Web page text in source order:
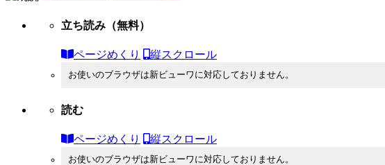
立ち読み （無料）
ページめくり 縦スクロール
お使いのブラウザは新ビューワに対応しておりません。
読む
ページめくり 縦スクロール
お使いのブラウザは新ビューワに対応しておりません。